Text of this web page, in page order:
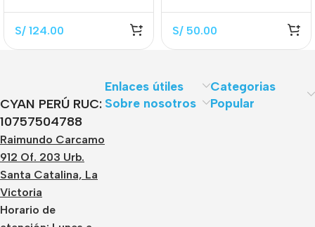
S/ 124.00 S/ 50.00
CYAN PERÚ RUC:
10757504788
Raimundo Carcamo
912 Of. 203 Urb.
Santa Catalina, La
Victoria
Horario de
Enlaces útiles
Sobre nosotros
Categorias
Popular